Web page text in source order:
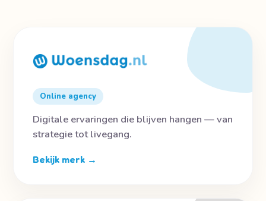
Online agency
Digitale ervaringen die blijven hangen — van
strategie tot livegang.
Bekijk merk →